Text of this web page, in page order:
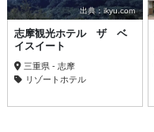
出典：ikyu.com
志摩観光ホテル ザ ベ
イスイート
三重県 - 志摩
リゾートホテル